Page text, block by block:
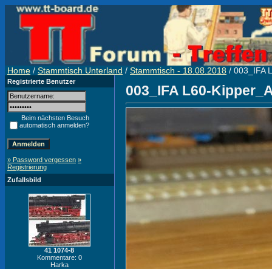
Home / Stammtisch Unterland / Stammtisch - 18.08.2018 / 003_IFA
Registrierte Benutzer
Beim nächsten Besuch
automatisch anmelden?
» Password vergessen »
Registrierung
Zufallsbild
41 1074-8
Kommentare: 0
Harka
003_IFA L60-